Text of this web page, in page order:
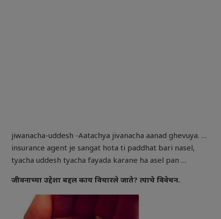
jiwanacha-uddesh -Aatachya jivanacha aanad ghevuya. …
insurance agent je sangat hota ti paddhat bari nasel,
tyacha uddesh tyacha fayada karane ha asel pan …
जीवनाच्या उद्देशा बद्दल काय विचारले जाते? त्याचे विवेचन.